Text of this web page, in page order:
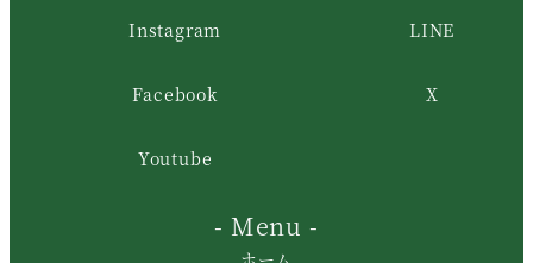
Instagram LINE
Facebook X
Youtube
- Menu -